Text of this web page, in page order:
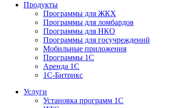
Продукты
Программы для ЖКХ
Программы для ломбардов
Программы для НКО
Программы для госучреждений
Мобильные приложения
Программы 1С
Аренда 1С
1С-Битрикс
Услуги
Установка программ 1С